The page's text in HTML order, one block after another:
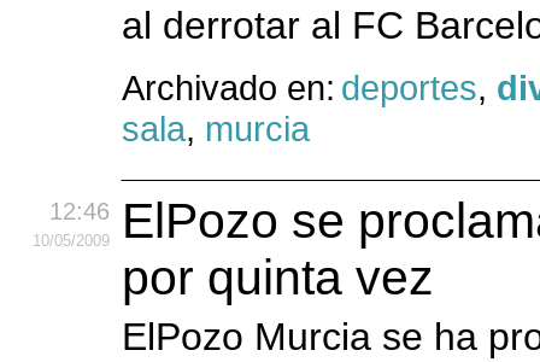
al derrotar al FC
Archivado en: deportes,
sala, murcia
12:46
10/05/2009
ElPozo se
por quinta vez
ElPozo Murcia se ha